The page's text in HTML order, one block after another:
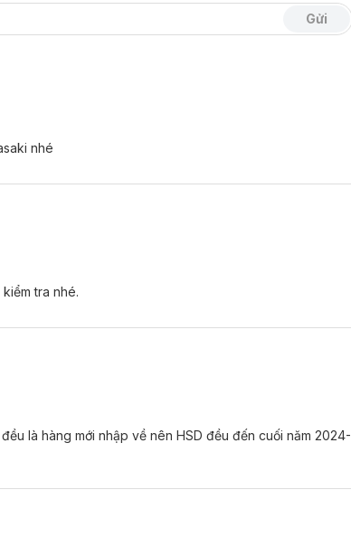
Gửi
nhé
tra nhé.
là hàng mới nhập về nên HSD đều đến cuối năm 2024-